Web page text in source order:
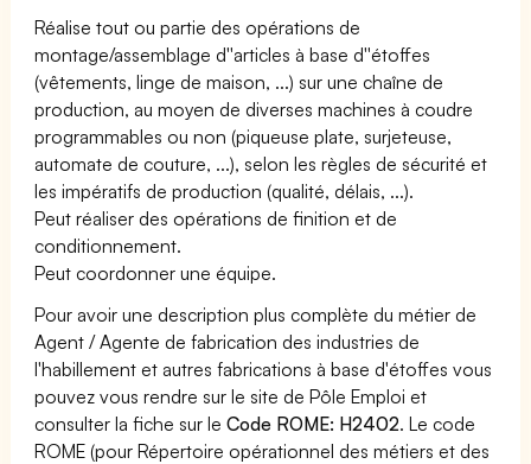
Réalise tout ou partie des opérations de
montage/assemblage d''articles à base d''étoffes
(vêtements, linge de maison, ...) sur une chaîne de
production, au moyen de diverses machines à coudre
programmables ou non (piqueuse plate, surjeteuse,
automate de couture, ...), selon les règles de sécurité et
les impératifs de production (qualité, délais, ...).
Peut réaliser des opérations de finition et de
conditionnement.
Peut coordonner une équipe.
Pour avoir une description plus complète du métier de
Agent / Agente de fabrication des industries de
l'habillement et autres fabrications à base d'étoffes vous
pouvez vous rendre sur le site de Pôle Emploi et
consulter la fiche sur leCode ROME: H2402. Le code
ROME (pour Répertoire opérationnel des métiers et des